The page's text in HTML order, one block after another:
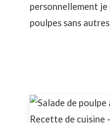
personnellement
poulpes sans